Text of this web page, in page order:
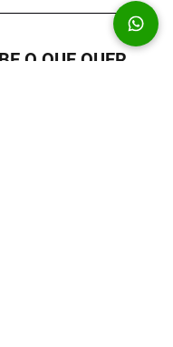
O QUE QUER,